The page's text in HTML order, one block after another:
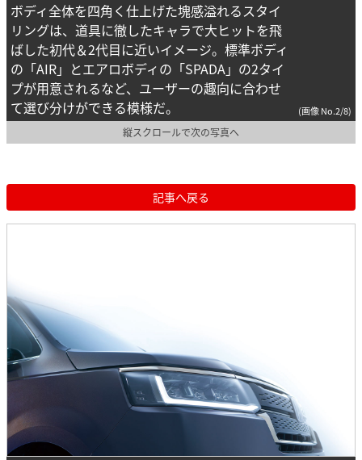
ボディ全体を四角く仕上げた塊感溢れるスタイ
リングは、道具に徹したキャラで大ヒットを飛
ばした初代＆2代目に近いイメージ。標準ボディ
の「AIR」とエアロボディの「SPADA」の2タイ
プが用意されるなど、ユーザーの趣向に合わせ
て選び分けができる模様だ。
(画像 No.2/8)
縦スクロールで次の写真へ
記事へ戻る